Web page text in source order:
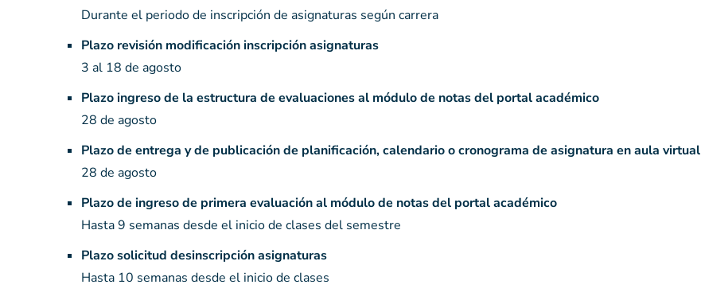
Durante el periodo de inscripción de asignaturas según carrera
Plazo revisión modificación inscripción asignaturas
3 al 18 de agosto
Plazo ingreso de la estructura de evaluaciones al módulo de notas del portal académico
28 de agosto
Plazo de entrega y de publicación de planificación, calendario o cronograma de asignatura en aula virtual
28 de agosto
Plazo de ingreso de primera evaluación al módulo de notas del portal académico
Hasta 9 semanas desde el inicio de clases del semestre
Plazo solicitud desinscripción asignaturas
Hasta 10 semanas desde el inicio de clases